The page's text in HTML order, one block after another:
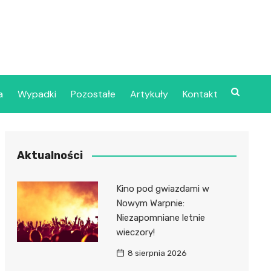
Szpital Wojskowy w
Publiczny
Zakład
Zdrowotnej
Wypadki Pozostałe Artykuły Kontakt
Aktualności
Kino pod gwiazdami w
Nowym Warpnie:
Niezapomniane letnie
wieczory!
8 sierpnia 2026